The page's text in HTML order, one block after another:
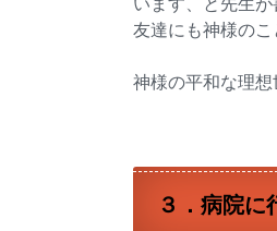
友達にも神様のこ
神様の平和な理
３．病院に